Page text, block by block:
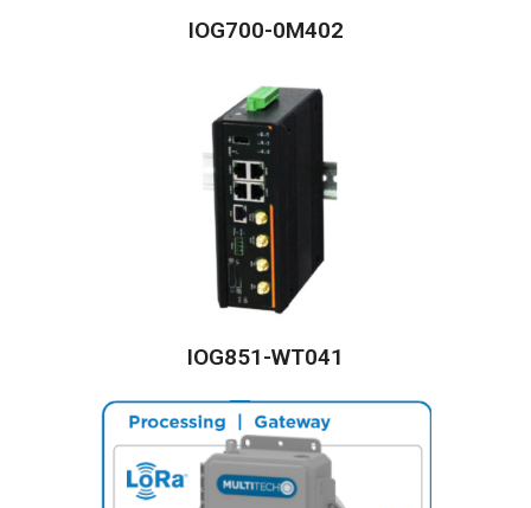
IOG700-0M402
IOG851-WT041